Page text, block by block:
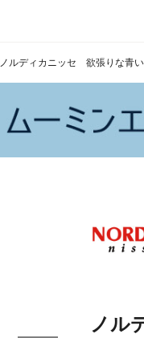
ノルディカニッセ 欲張りな青
ノル